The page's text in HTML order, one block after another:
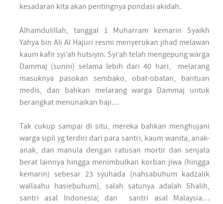
kesadaran kita akan pentingnya pondasi akidah.
Alhamdulillah, tanggal 1 Muharram kemarin Syaikh
Yahya bin Ali Al Hajuri resmi menyerukan jihad melawan
kaum kafir syi’ah hutsiyin. Syi’ah telah mengepung warga
Dammaj (sunni) selama lebih dari 40 hari, melarang
masuknya pasokan sembako, obat-obatan, bantuan
medis, dan bahkan melarang warga Dammaj untuk
berangkat menunaikan haji…
Tak cukup sampai di situ, mereka bahkan menghujani
warga sipil yg terdiri dari para santri, kaum wanita, anak-
anak, dan manula dengan ratusan mortir dan senjata
berat lainnya hingga menimbulkan korban jiwa (hingga
kemarin) sebesar 23 syuhada (nahsabuhum kadzalik
wallaahu hasiebuhum), salah satunya adalah Shalih,
santri asal Indonesia; dan santri asal Malaysia…